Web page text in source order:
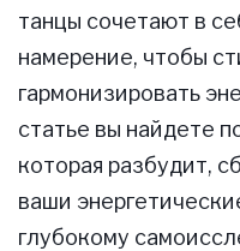
танцы сочетают в
намерение, чтобы
гармонизировать
статье вы найдете
которая разбудит,
ваши
глубокому